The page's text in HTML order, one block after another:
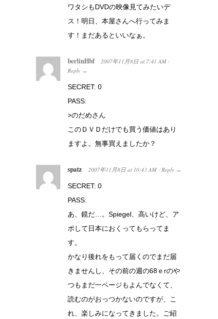
ワタシもDVDの映像見てみたいデ
ス！明日、本屋さんへ行ってみま
す！まだあるといいなぁ。
berlinHbf 2007年11月8日 at 7:41 AM ·
Reply →
SECRET: 0
PASS:
>のだめさん
このＤＶＤだけでも買う価値はあり
ますよ。無事買えましたか？
spatz 2007年11月8日 at 10:43 AM · Reply →
SECRET: 0
PASS:
あ、鏡だ…。Spiegel、高いけど、ア
ボして日本におくってもらってま
す。
かなり後れをもって届くのでまだ届
きませんし、その前の週の68ｅrのや
つもまだ一ページもよんでなくて、
読むのがおっつかないのですが、こ
れ、楽しみになってきました。ご紹